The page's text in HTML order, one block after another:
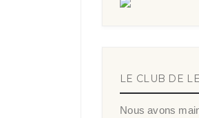
LE CLUB DE
Nous avons